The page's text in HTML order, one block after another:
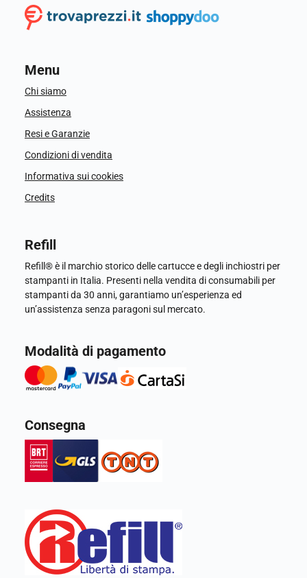
Menu
Chi siamo
Assistenza
Resi e Garanzie
Condizioni di vendita
Informativa sui cookies
Credits
Refill
Refill® è il marchio storico delle cartucce e degli inchiostri per
stampanti in Italia. Presenti nella vendita di consumabili per
stampanti da 30 anni, garantiamo un’esperienza ed
un’assistenza senza paragoni sul mercato.
Modalità di pagamento
Consegna